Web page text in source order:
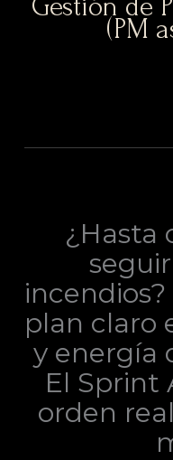
Gestión de
(PM
¿Hasta
plan claro
y energía
El Sprint
orden